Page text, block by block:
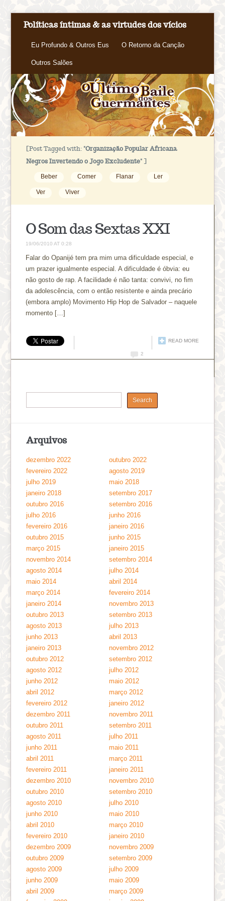
Políticas íntimas & as virtudes dos vícios
Eu Profundo & Outros Eus O Retorno da Canção
Outros Salões
[Post Tagged with: "Organização Popular Africana
Negros Invertendo o Jogo Excludente" ]
Beber Comer Flanar Ler
Ver Viver
O Som das Sextas XXI
19/06/2010 AT 0:28
Falar do Opanijé tem pra mim uma dificuldade especial, e
um prazer igualmente especial. A dificuldade é óbvia: eu
não gosto de rap. A facilidade é não tanta: convivi, no fim
da adolescência, com o então resistente e ainda precário
(embora amplo) Movimento Hip Hop de Salvador – naquele
momento […]
READ MORE
2
Arquivos
dezembro 2022
outubro 2022
fevereiro 2022
agosto 2019
julho 2019
maio 2018
janeiro 2018
setembro 2017
outubro 2016
setembro 2016
julho 2016
junho 2016
fevereiro 2016
janeiro 2016
outubro 2015
junho 2015
março 2015
janeiro 2015
novembro 2014
setembro 2014
agosto 2014
julho 2014
maio 2014
abril 2014
março 2014
fevereiro 2014
janeiro 2014
novembro 2013
outubro 2013
setembro 2013
agosto 2013
julho 2013
junho 2013
abril 2013
janeiro 2013
novembro 2012
outubro 2012
setembro 2012
agosto 2012
julho 2012
junho 2012
maio 2012
abril 2012
março 2012
fevereiro 2012
janeiro 2012
dezembro 2011
novembro 2011
outubro 2011
setembro 2011
agosto 2011
julho 2011
junho 2011
maio 2011
abril 2011
março 2011
fevereiro 2011
janeiro 2011
dezembro 2010
novembro 2010
outubro 2010
setembro 2010
agosto 2010
julho 2010
junho 2010
maio 2010
abril 2010
março 2010
fevereiro 2010
janeiro 2010
dezembro 2009
novembro 2009
outubro 2009
setembro 2009
agosto 2009
julho 2009
junho 2009
maio 2009
abril 2009
março 2009